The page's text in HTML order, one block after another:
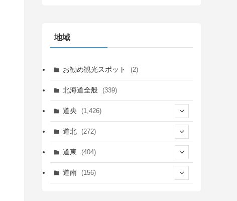
地域
お勧め観光スポット (2)
北海道全般 (339)
道央 (1,426)
(339)
(14)
(27)
道北 (272)
(27)
道東 (404)
道南 (156)